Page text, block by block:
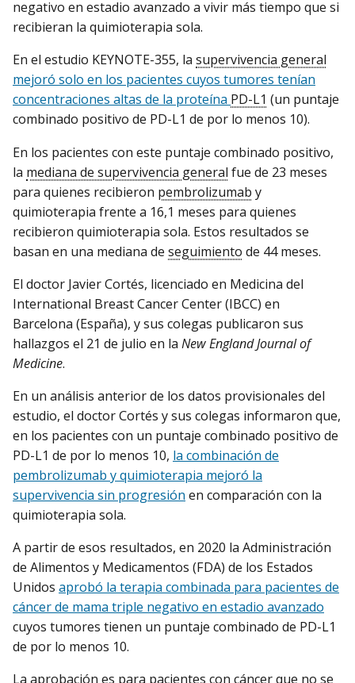
negativo en estadio avanzado a vivir más tiempo que si
recibieran la quimioterapia sola.
En el estudio KEYNOTE-355, la supervivencia general
mejoró solo en los pacientes cuyos tumores tenían
concentraciones altas de la proteína PD-L1 (un puntaje
combinado positivo de PD-L1 de por lo menos 10).
En los pacientes con este puntaje combinado positivo,
la mediana de supervivencia general fue de 23 meses
para quienes recibieron pembrolizumab y
quimioterapia frente a 16,1 meses para quienes
recibieron quimioterapia sola. Estos resultados se
basan en una mediana de seguimiento de 44 meses.
El doctor Javier Cortés, licenciado en Medicina del
International Breast Cancer Center (IBCC) en
Barcelona (España), y sus colegas publicaron sus
hallazgos el 21 de julio en la New England Journal of
Medicine.
En un análisis anterior de los datos provisionales del
estudio, el doctor Cortés y sus colegas informaron que,
en los pacientes con un puntaje combinado positivo de
PD-L1 de por lo menos 10, la combinación de
pembrolizumab y quimioterapia mejoró la
supervivencia sin progresión en comparación con la
quimioterapia sola.
A partir de esos resultados, en 2020 la Administración
de Alimentos y Medicamentos (FDA) de los Estados
Unidos aprobó la terapia combinada para pacientes de
cáncer de mama triple negativo en estadio avanzado
cuyos tumores tienen un puntaje combinado de PD-L1
de por lo menos 10.
La aprobación es para pacientes con cáncer que no se